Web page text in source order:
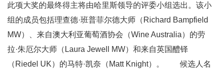
此项大奖的最终得主将由哈里斯领导的评委小组选出。该小
组的成员包括理查德·班普菲尔德大师（Richard Bampfield
MW）、来自澳大利亚葡萄酒协会（Wine Australia）的劳
拉·朱厄尔大师（Laura Jewell MW）和来自英国醴铎
（Riedel UK）的马特·凯奈（Matt Knight）。 候选人名